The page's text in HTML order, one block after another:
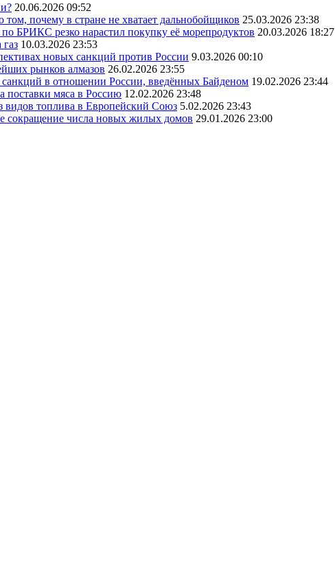
20.06.2026 09:52
почему в стране не хватает дальнобойщиков 25.03.2026 23:38
БРИКС резко нарастил покупку её морепродуктов 20.03.2026 18:27
10.03.2026 23:53
новых санкций против России 9.03.2026 00:10
рынков алмазов 26.02.2026 23:55
в отношении России, введённых Байденом 19.02.2026 23:44
поставки мяса в Россию 12.02.2026 23:48
видов топлива в Европейский Союз 5.02.2026 23:43
сокращение числа новых жилых домов 29.01.2026 23:00